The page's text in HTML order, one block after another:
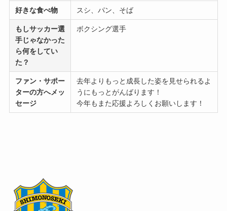
好きな食べ物 スシ、パン、そば
もしサッカー選
手じゃなかった
ら何をしてい
た？
ボクシング選手
ファン・サポー
ターの方へメッ
セージ
去年よりもっと成長した姿を見せられるよ
うにもっとがんばります！
今年もまた応援よろしくお願いします！